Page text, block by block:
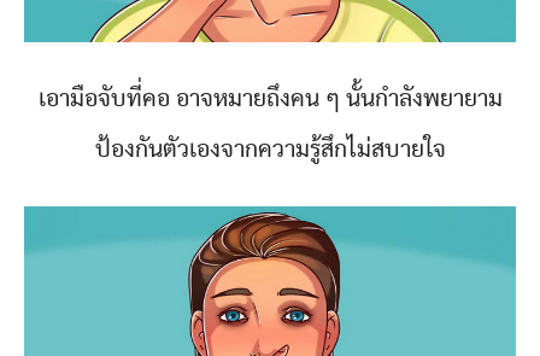
เอามือจับที่คอ อาจหมายถึงคน ๆ นั้นกำลังพยายาม
ป้องกันตัวเองจากความรู้สึกไม่สบายใจ